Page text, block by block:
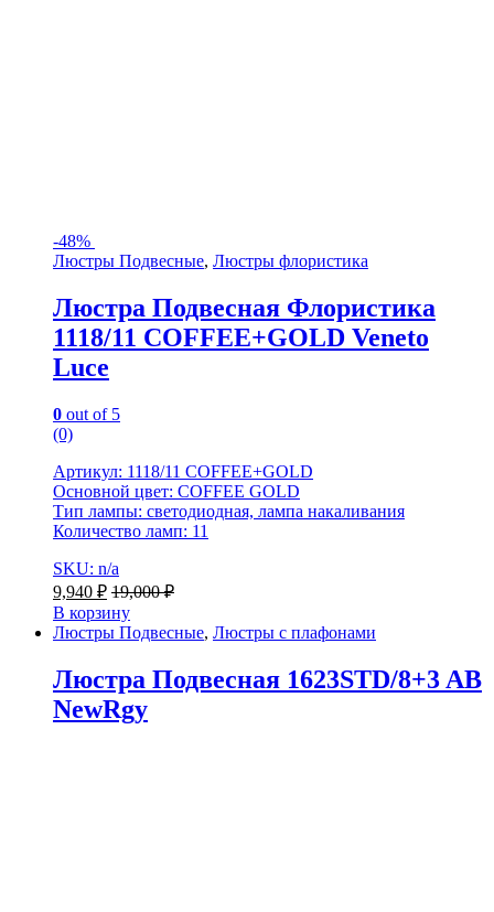
-48%
Люстры Подвесные, Люстры флористика
Люстра Подвесная Флористика
1118/11 COFFEE+GOLD Veneto
Luce
0 out of 5
(0)
Артикул: 1118/11 COFFEE+GOLD
Основной цвет: COFFEE GOLD
Тип лампы: светодиодная, лампа накаливания
Количество ламп: 11
SKU: n/a
9,940 ₽ 19,000₽
В корзину
Люстры Подвесные, Люстры с плафонами
Люстра Подвесная 1623STD/8+3 AB
NewRgy